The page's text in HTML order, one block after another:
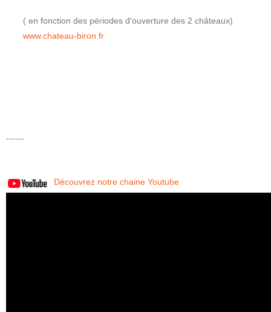
( en fonction des périodes d'ouverture des 2 châteaux)
www.chateau-biron.fr
------
Découvrez notre chaine Youtube